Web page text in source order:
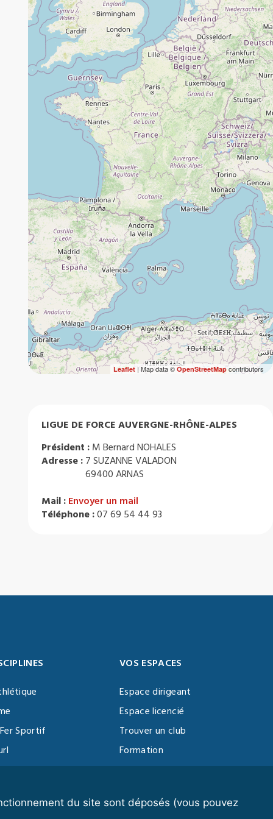
du site sont déposés (vous pouvez
Leaflet| Map data ©OpenStreetMapcontributors
LIGUE DE FORCE AUVERGNE-RHÔNE-ALPES
Président : M Bernard NOHALES
Adresse : 7 SUZANNE VALADON
69400 ARNAS
Mail : Envoyer un mail
Téléphone :07 69 54 44 93
Sportif
Training
VOS ESPACES
Espace dirigeant
Espace licencié
Trouver un club
Formation